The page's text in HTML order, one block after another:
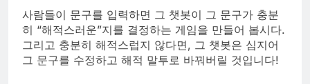
사람들이 문구를 입력하면 그 챗봇이 그 문구가 충분
히 “해적스러운”지를 결정하는 게임을 만들어 봅시다.
그리고 충분히 해적스럽지 않다면, 그 챗봇은 심지어
그 문구를 수정하고 해적 말투로 바꿔버릴 것입니다!